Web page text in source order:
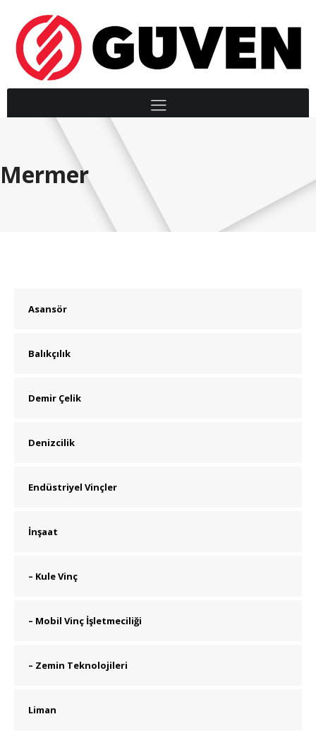
Mermer
Asansör
Balıkçılık
Demir Çelik
Denizcilik
Endüstriyel Vinçler
İnşaat
– Kule Vinç
– Mobil Vinç İşletmeciliği
– Zemin Teknolojileri
Liman